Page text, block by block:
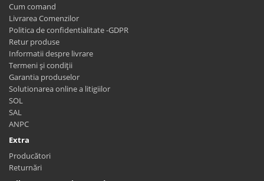
Cum comand
Livrarea Comenzilor
Politica de confidentialitate -GDPR
Retur produse
Informatii despre livrare
Termeni și condiții
Garantia produselor
Solutionarea online a litigiilor
SOL
SAL
ANPC
Extra
Producători
Returnări